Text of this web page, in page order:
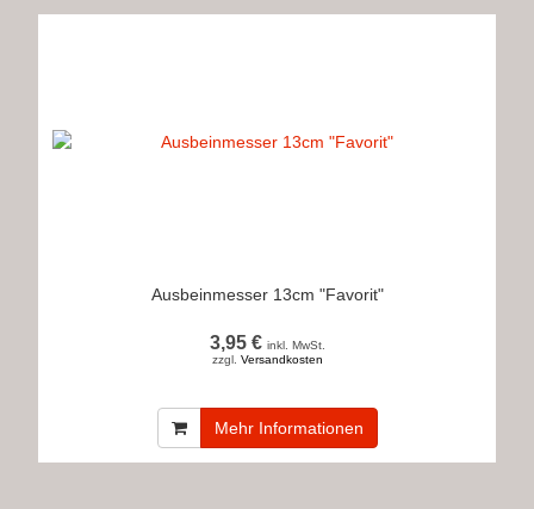
Ausbeinmesser 13cm "Favorit"
3,95 € inkl. MwSt.
zzgl. Versandkosten
Mehr Informationen